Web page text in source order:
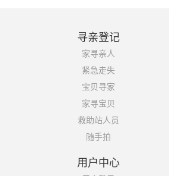
寻亲登记
家寻亲人
紧急走失
宝贝寻家
家寻宝贝
救助站人员
随手拍
用户中心